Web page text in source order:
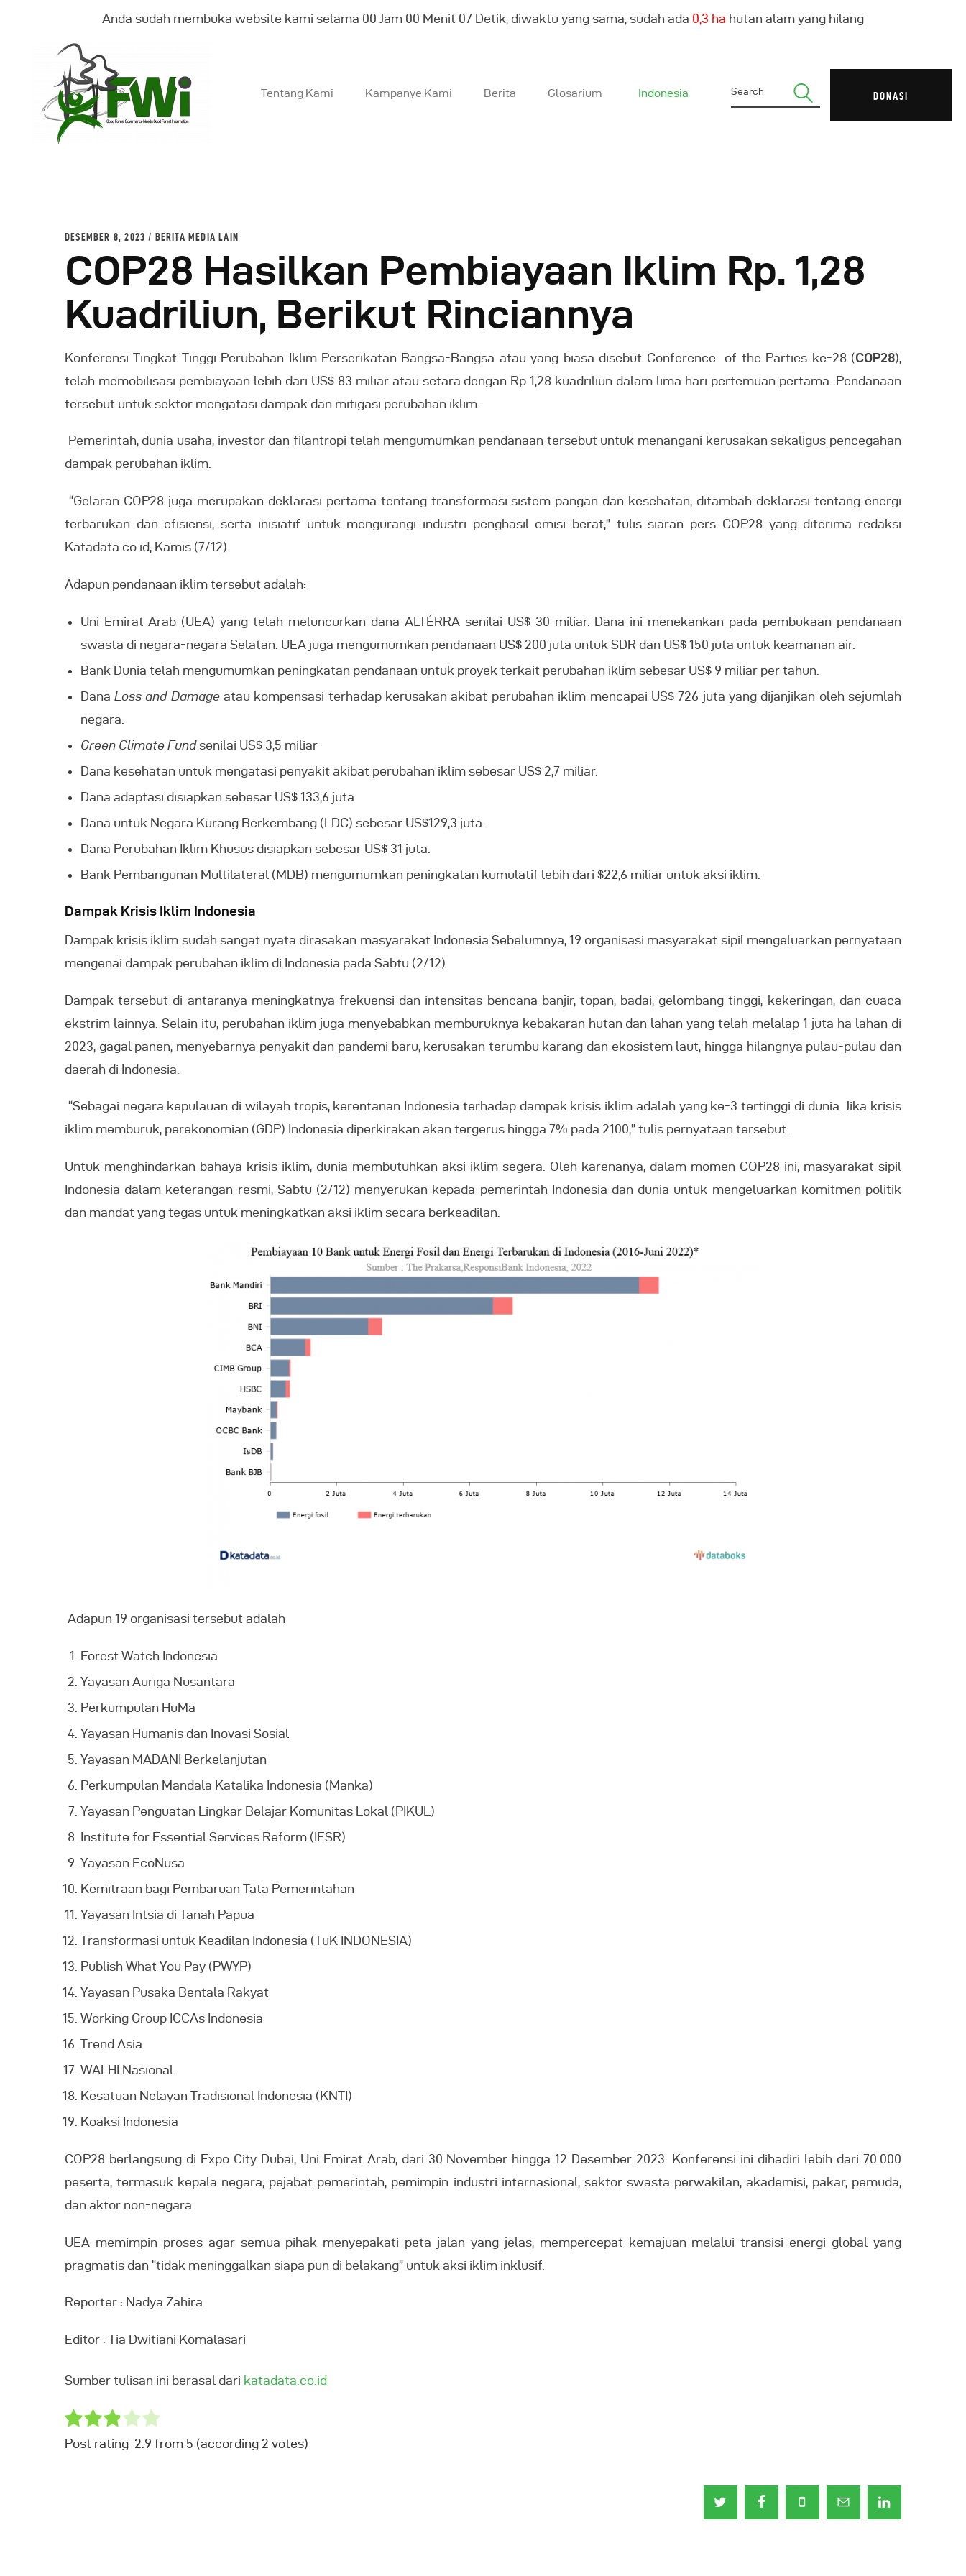
Anda sudah membuka website kami selama 00 Jam 00 Menit 08 Detik, diwaktu yang sama, sudah ada 0,4 ha hutan alam yang hilang
Tentang Kami Kampanye Kami Berita Glosarium Indonesia DONASI
Glosarium
Indonesia
DESEMBER 8, 2023 BERITA MEDIA LAIN
COP28 Hasilkan Pembiayaan Iklim Rp. 1,28
Kuadriliun, Berikut Rinciannya
Konferensi Tingkat Tinggi Perubahan Iklim Perserikatan Bangsa-Bangsa atau yang biasa disebut Conference of the Parties ke-28 (COP28),
telah memobilisasi pembiayaan lebih dari US$ 83 miliar atau setara dengan Rp 1,28 kuadriliun dalam lima hari pertemuan pertama. Pendanaan
tersebut untuk sektor mengatasi dampak dan mitigasi perubahan iklim.
Pemerintah, dunia usaha, investor dan filantropi telah mengumumkan pendanaan tersebut untuk menangani kerusakan sekaligus pencegahan
dampak perubahan iklim.
“Gelaran COP28 juga merupakan deklarasi pertama tentang transformasi sistem pangan dan kesehatan, ditambah deklarasi tentang energi
terbarukan dan efisiensi, serta inisiatif untuk mengurangi industri penghasil emisi berat,” tulis siaran pers COP28 yang diterima redaksi
Katadata.co.id, Kamis (7/12).
Adapun pendanaan iklim tersebut adalah:
Uni Emirat Arab (UEA) yang telah meluncurkan dana ALTÉRRA senilai US$ 30 miliar. Dana ini menekankan pada pembukaan pendanaan
swasta di negara-negara Selatan. UEA juga mengumumkan pendanaan US$ 200 juta untuk SDR dan US$ 150 juta untuk keamanan air.
Bank Dunia telah mengumumkan peningkatan pendanaan untuk proyek terkait perubahan iklim sebesar US$ 9 miliar per tahun.
Dana Loss and Damageatau kompensasi terhadap kerusakan akibat perubahan iklim mencapai US$ 726 juta yang dijanjikan oleh sejumlah
negara.
Green Climate Fund senilai US$ 3,5 miliar
Dana kesehatan untuk mengatasi penyakit akibat perubahan iklim sebesar US$ 2,7 miliar.
Dana adaptasi disiapkan sebesar US$ 133,6 juta.
Dana untuk Negara Kurang Berkembang (LDC) sebesar US$129,3 juta.
Dana Perubahan Iklim Khusus disiapkan sebesar US$ 31 juta.
Bank Pembangunan Multilateral (MDB) mengumumkan peningkatan kumulatif lebih dari $22,6 miliar untuk aksi iklim.
Dampak Krisis Iklim Indonesia
Dampak krisis iklim sudah sangat nyata dirasakan masyarakat Indonesia.Sebelumnya, 19 organisasi masyarakat sipil mengeluarkan pernyataan
mengenai dampak perubahan iklim di Indonesia pada Sabtu (2/12).
Dampak tersebut di antaranya meningkatnya frekuensi dan intensitas bencana banjir, topan, badai, gelombang tinggi, kekeringan, dan cuaca
ekstrim lainnya. Selain itu, perubahan iklim juga menyebabkan memburuknya kebakaran hutan dan lahan yang telah melalap 1 juta ha lahan di
2023, gagal panen, menyebarnya penyakit dan pandemi baru, kerusakan terumbu karang dan ekosistem laut, hingga hilangnya pulau-pulau dan
daerah di Indonesia.
“Sebagai negara kepulauan di wilayah tropis, kerentanan Indonesia terhadap dampak krisis iklim adalah yang ke-3 tertinggi di dunia. Jika krisis
iklim memburuk, perekonomian (GDP) Indonesia diperkirakan akan tergerus hingga 7% pada 2100,” tulis pernyataan tersebut.
Untuk menghindarkan bahaya krisis iklim, dunia membutuhkan aksi iklim segera. Oleh karenanya, dalam momen COP28 ini, masyarakat sipil
Indonesia dalam keterangan resmi, Sabtu (2/12) menyerukan kepada pemerintah Indonesia dan dunia untuk mengeluarkan komitmen politik
dan mandat yang tegas untuk meningkatkan aksi iklim secara berkeadilan.
Adapun 19 organisasi tersebut adalah:
Forest Watch Indonesia
Yayasan Auriga Nusantara
Perkumpulan HuMa
Yayasan Humanis dan Inovasi Sosial
Yayasan MADANI Berkelanjutan
Perkumpulan Mandala Katalika Indonesia (Manka)
Yayasan Penguatan Lingkar Belajar Komunitas Lokal (PIKUL)
Institute for Essential Services Reform (IESR)
Yayasan EcoNusa
Kemitraan bagi Pembaruan Tata Pemerintahan
Yayasan Intsia di Tanah Papua
Transformasi untuk Keadilan Indonesia (TuK INDONESIA)
Publish What You Pay (PWYP)
Yayasan Pusaka Bentala Rakyat
Working Group ICCAs Indonesia
Trend Asia
WALHI Nasional
Kesatuan Nelayan Tradisional Indonesia (KNTI)
Koaksi Indonesia
COP28 berlangsung di Expo City Dubai, Uni Emirat Arab, dari 30 November hingga 12 Desember 2023. Konferensi ini dihadiri lebih dari 70.000
peserta, termasuk kepala negara, pejabat pemerintah, pemimpin industri internasional, sektor swasta perwakilan, akademisi, pakar, pemuda,
dan aktor non-negara.
UEA memimpin proses agar semua pihak menyepakati peta jalan yang jelas, mempercepat kemajuan melalui transisi energi global yang
pragmatis dan “tidak meninggalkan siapa pun di belakang” untuk aksi iklim inklusif.
Reporter : Nadya Zahira
Editor : Tia Dwitiani Komalasari
Sumber tulisan ini berasal dari katadata.co.id
Post rating: 2.9 from 5 (according 2 votes)